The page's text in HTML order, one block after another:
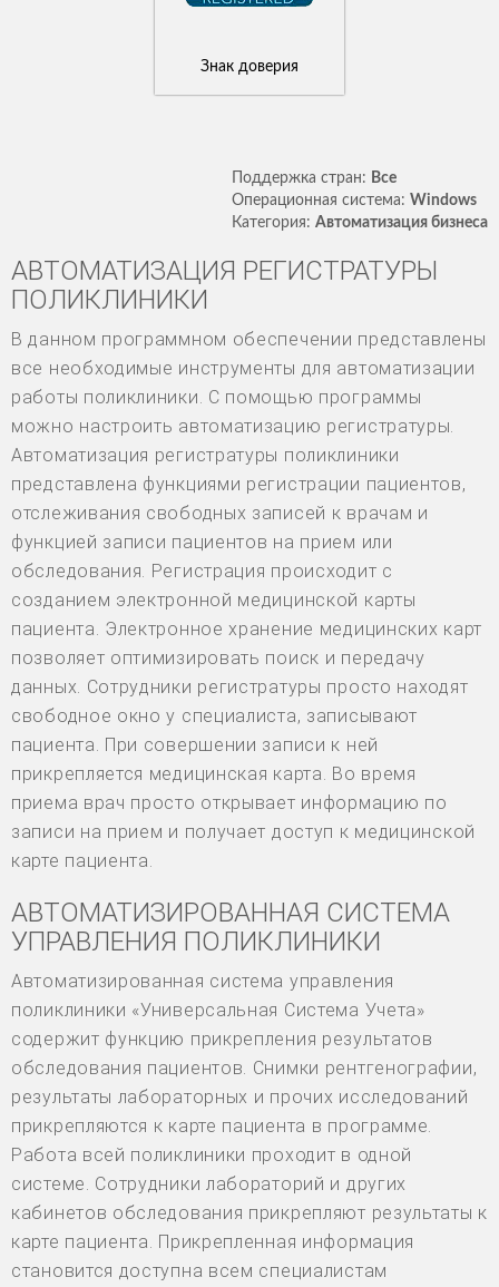
Знак доверия
Поддержка стран: Все
Операционная система: Windows
Категория: Автоматизация бизнеса
АВТОМАТИЗАЦИЯ РЕГИСТРАТУРЫ
ПОЛИКЛИНИКИ
В данном программном обеспечении представлены
все необходимые инструменты для автоматизации
работы поликлиники. С помощью программы
можно настроить автоматизацию регистратуры.
Автоматизация регистратуры поликлиники
представлена функциями регистрации пациентов,
отслеживания свободных записей к врачам и
функцией записи пациентов на прием или
обследования. Регистрация происходит с
созданием электронной медицинской карты
пациента. Электронное хранение медицинских карт
позволяет оптимизировать поиск и передачу
данных. Сотрудники регистратуры просто находят
свободное окно у специалиста, записывают
пациента. При совершении записи к ней
прикрепляется медицинская карта. Во время
приема врач просто открывает информацию по
записи на прием и получает доступ к медицинской
карте пациента.
АВТОМАТИЗИРОВАННАЯ СИСТЕМА
УПРАВЛЕНИЯ ПОЛИКЛИНИКИ
Автоматизированная система управления
поликлиники «Универсальная Система Учета»
содержит функцию прикрепления результатов
обследования пациентов. Снимки рентгенографии,
результаты лабораторных и прочих исследований
прикрепляются к карте пациента в программе.
Работа всей поликлиники проходит в одной
системе. Сотрудники лабораторий и других
кабинетов обследования прикрепляют результаты к
карте пациента. Прикрепленная информация
становится доступна всем специалистам